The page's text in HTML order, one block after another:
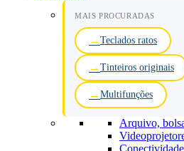
MAIS PROCURADAS
Teclados ratos
Tinteiros originais
Multifunções
Arquivo,